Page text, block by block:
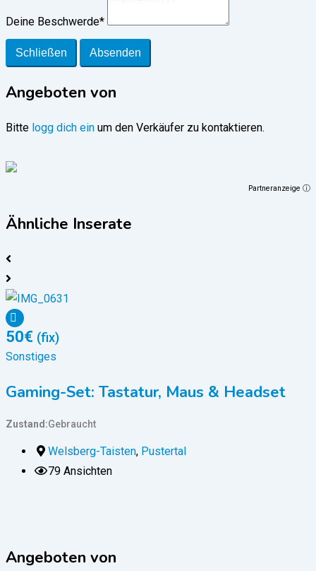
Deine Beschwerde*
Schließen Absenden
Angeboten von
Bitte logg dich ein um den Verkäufer zu kontaktieren.
Partneranzeige ⓘ
Ähnliche Inserate
50€ (fix)
Sonstiges
Gaming-Set: Tastatur, Maus & Headset
Zustand Gebraucht
Welsberg-Taisten, Pustertal
79 Ansichten
Angeboten von